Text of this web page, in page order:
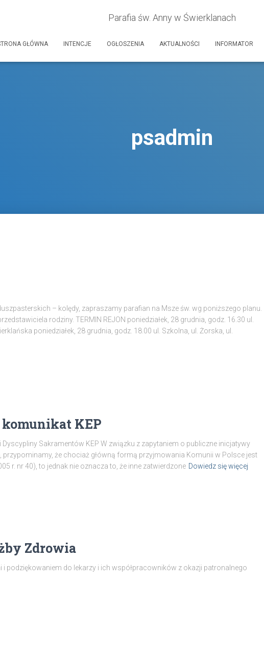
Parafia św. Anny w Świerklanach
GŁÓWNA INTENCJE OGŁOSZENIA AKTUALNOŚCI INFORMATOR
psadmin
– kolędy, zapraszamy parafian na Msze św. wg poniższego planu.
rodziny. TERMIN REJON poniedziałek, 28 grudnia, godz. 16.30 ul.
poniedziałek, 28 grudnia, godz. 18.00 ul. Szkolna, ul. Żorska, ul.
KEP
Sakramentów KEP W związku z zapytaniem o publiczne inicjatywy
przypominamy, że chociaż główną formą przyjmowania Komunii w Polsce jest
r. nr 40), to jednak nie oznacza to, że inne zatwierdzone Dowiedz się więcej
Zdrowia
podziękowaniem do lekarzy i ich współpracowników z okazji patronalnego